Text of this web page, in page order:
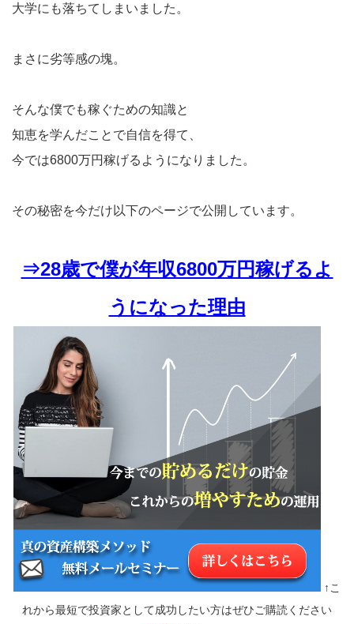
大学にも落ちてしまいました。
まさに劣等感の塊。
そんな僕でも稼ぐための知識と
知恵を学んだことで自信を得て、
今では6800万円稼げるようになりました。
その秘密を今だけ以下のページで公開しています。
⇒28歳で僕が年収6800万円稼げるよ
うになった理由
↑こ
れから最短で投資家として成功したい方はぜひご購読ください